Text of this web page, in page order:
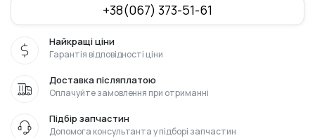
+38(067) 373-51-61
Найкращі ціни
Гарантія відповідності ціни
Доставка післяплатою
Оплачуйте замовлення при отриманні
Підбір запчастин
Допомога консультанта у підборі запчастин